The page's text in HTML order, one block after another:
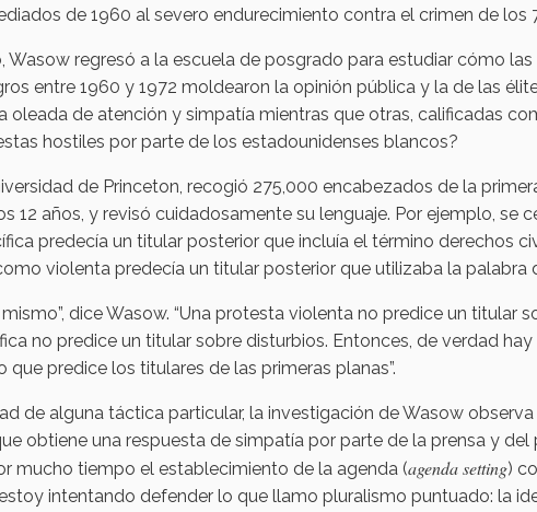
de 1960 al severo endurecimiento contra el crimen de los
Wasow regresó a la escuela de posgrado para estudiar cómo las
entre 1960 y 1972 moldearon la opinión pública y la de las
oleada de atención y simpatía mientras que otras, calificadas
hostiles por parte de los estadounidenses blancos?
de Princeton, recogió 275,000 encabezados de la
12 años, y revisó cuidadosamente su lenguaje. Por ejemplo, se
predecía un titular posterior que incluía el término derechos
violenta predecía un titular posterior que utilizaba la palabra
dice Wasow. “Una protesta violenta no predice un titular
no predice un titular sobre disturbios. Entonces, de verdad hay
predice los titulares de las primeras planas”.
de alguna táctica particular, la investigación de Wasow observa
obtiene una respuesta de simpatía por parte de la prensa y del
mucho tiempo el establecimiento de la agenda (agenda setting)
intentando defender lo que llamo pluralismo puntuado: la